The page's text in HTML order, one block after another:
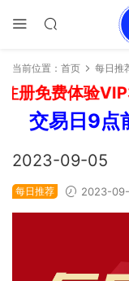
当前位置： 首页 每日推
册免费体验
交易日9点
2023-09-05
每日推荐 2023-